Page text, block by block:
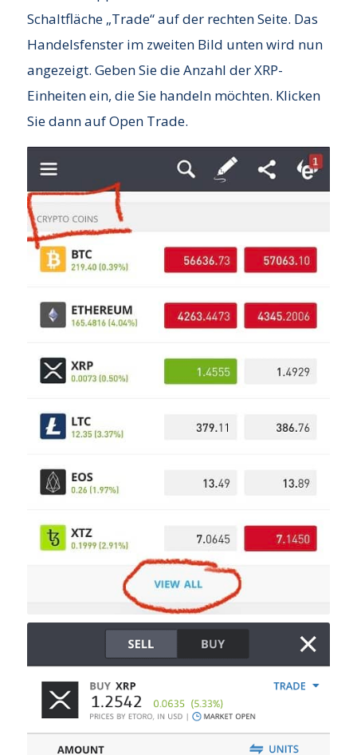
Schaltfläche „Trade“ auf der rechten Seite. Das
Handelsfenster im zweiten Bild unten wird nun
angezeigt. Geben Sie die Anzahl der XRP-
Einheiten ein, die Sie handeln möchten. Klicken
Sie dann auf Open Trade.